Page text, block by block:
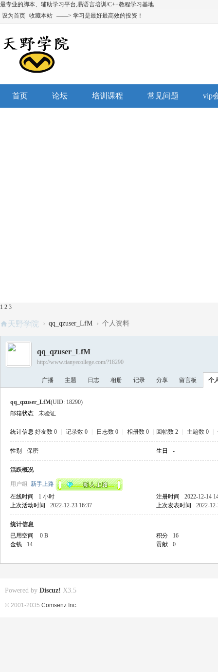
最专业的脚本、辅助学习平台,易语言培训/C++教程学习基地
设为首页 收藏本站 ——> 学习是最好最高效的投资！
首页 论坛 培训课程 常见问题 vip
1 2 3
天野学院 › qq_qzuser_LfM › 个人资料
qq_qzuser_LfM
http://www.tianyecollege.com/?18290
广播 主题 日志 相册 记录 分享 留言板 个
qq_qzuser_LfM(UID: 18290)
邮箱状态
未验证
统计信息 好友数 0 记录数 0 日志数 0 相册数 0 回帖数 2 主题数 0
性别 保密 生日 -
活跃概况
用户组 新手上路
在线时间
1 小时 注册时间
2022-12-14
上次活动时间
2022-12-23 16:37 上次发表时间 2022-
统计信息
已用空间
0 B 积分
16
金钱
14 贡献 0
Powered by Discuz! X3.5
© 2001-2035 Comsenz Inc.